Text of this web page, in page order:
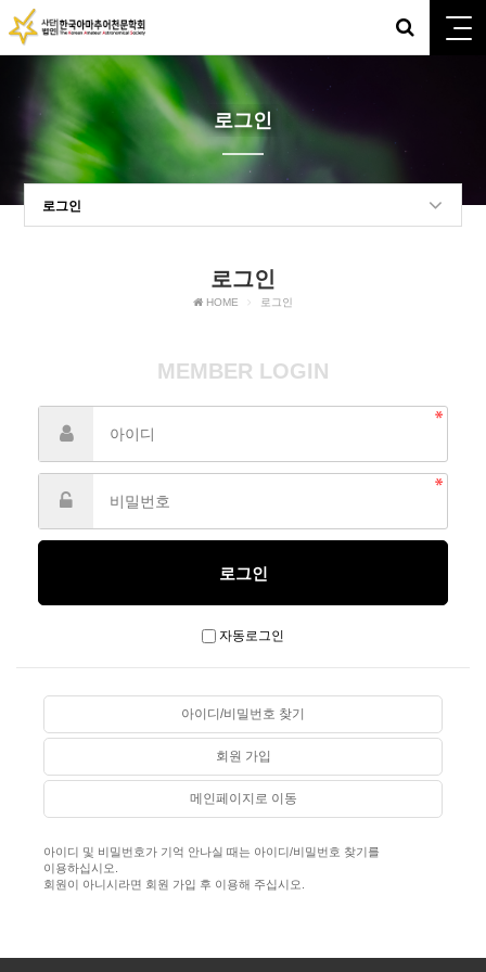
로그인
로그인
로그인
HOME 로그인
MEMBER LOGIN
자동로그인
아이디/비밀번호 찾기
회원 가입
메인페이지로 이동
아이디 및 비밀번호가 기억 안나실 때는 아이디/비밀번호 찾기를
이용하십시오.
회원이 아니시라면 회원 가입 후 이용해 주십시오.